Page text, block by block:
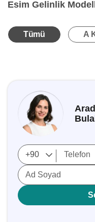
Esim Gelinlik
Tümü A
Ad Soyad